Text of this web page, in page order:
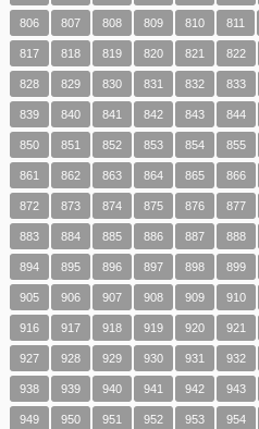
806 807 808 809 810 811
817 818 819 820 821 822
828 829 830 831 832 833
839 840 841 842 843 844
850 851 852 853 854 855
861 862 863 864 865 866
872 873 874 875 876 877
883 884 885 886 887 888
894 895 896 897 898 899
905 906 907 908 909 910
916 917 918 919 920 921
927 928 929 930 931 932
938 939 940 941 942 943
949 950 951 952 953 954